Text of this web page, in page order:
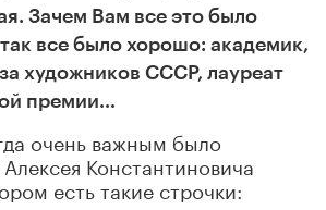
Зачем Вам все это было
все было хорошо: академик,
художников СССР, лауреат
премии…
очень важным было
Константиновича
есть такие строчки: